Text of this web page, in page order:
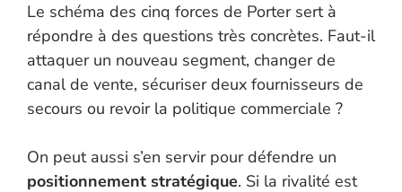
Le schéma des cinq forces de Porter sert à
répondre à des questions très concrètes. Faut-il
attaquer un nouveau segment, changer de
canal de vente, sécuriser deux fournisseurs de
secours ou revoir la politique commerciale ?
On peut aussi s’en servir pour défendre un
positionnement stratégique. Si la rivalité est